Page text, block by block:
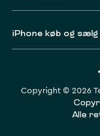
iPhone køb og sælg
Copyright © 2026
Alle